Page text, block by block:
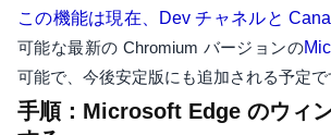
この機能は現在、Dev チャネルと
可能な最新の Chromium バージョンの
可能で、今後安定版にも追加される予定で
手順：Microsoft Edge のウィ